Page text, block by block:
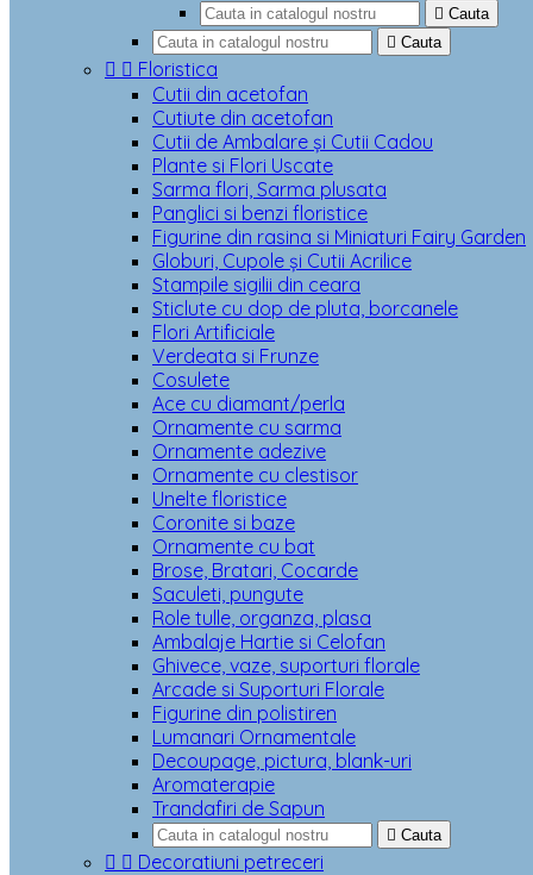
 Cauta
 Cauta
  Floristica
Cutii din acetofan
Cutiute din acetofan
Cutii de Ambalare și Cutii Cadou
Plante si Flori Uscate
Sarma flori, Sarma plusata
Panglici si benzi floristice
Figurine din rasina si Miniaturi Fairy Garden
Globuri, Cupole și Cutii Acrilice
Stampile sigilii din ceara
Sticlute cu dop de pluta, borcanele
Flori Artificiale
Verdeata si Frunze
Cosulete
Ace cu diamant/perla
Ornamente cu sarma
Ornamente adezive
Ornamente cu clestisor
Unelte floristice
Coronite si baze
Ornamente cu bat
Brose, Bratari, Cocarde
Saculeti, pungute
Role tulle, organza, plasa
Ambalaje Hartie si Celofan
Ghivece, vaze, suporturi florale
Arcade si Suporturi Florale
Figurine din polistiren
Lumanari Ornamentale
Decoupage, pictura, blank-uri
Aromaterapie
Trandafiri de Sapun
 Cauta
  Decoratiuni petreceri